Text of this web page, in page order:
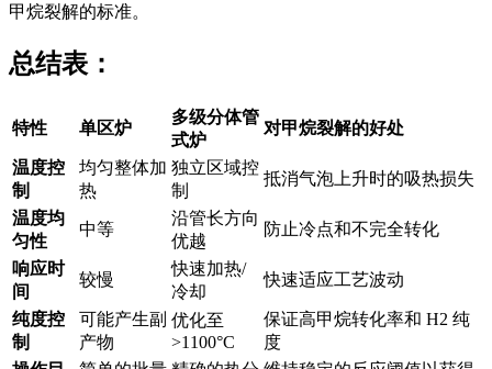
甲烷裂解的标准。
总结表：
特性 单区炉
多级分体管
式炉
对甲烷裂解的好处
温度控
制
均匀整体加
热
独立区域控
制
抵消气泡上升时的吸热损失
温度均
匀性
中等
沿管长方向
优越
防止冷点和不完全转化
响应时
间
较慢
快速加热/
冷却
快速适应工艺波动
纯度控
制
可能产生副
产物
优化至
>1100°C
保证高甲烷转化率和 H2 纯
度